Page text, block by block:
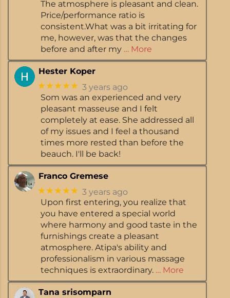
The atmosphere is pleasant and clean.
Price/performance ratio is
consistent.What was a bit irritating for
me, however, was that the changes
before and after my … More
Hester Koper
★★★★★ 3 years ago
Som was an experienced and very
pleasant masseuse and I felt
completely at ease. She addressed all
of my issues and I feel a thousand
times more rested than before the
beauch. I'll be back!
Franco Gremese
★★★★★ 3 years ago
Upon first entering, you realize that
you have entered a special world
where harmony and good taste in the
furnishings create a pleasant
atmosphere. Atipa's ability and
professionalism in various massage
techniques is extraordinary. … More
Tana srisomparn